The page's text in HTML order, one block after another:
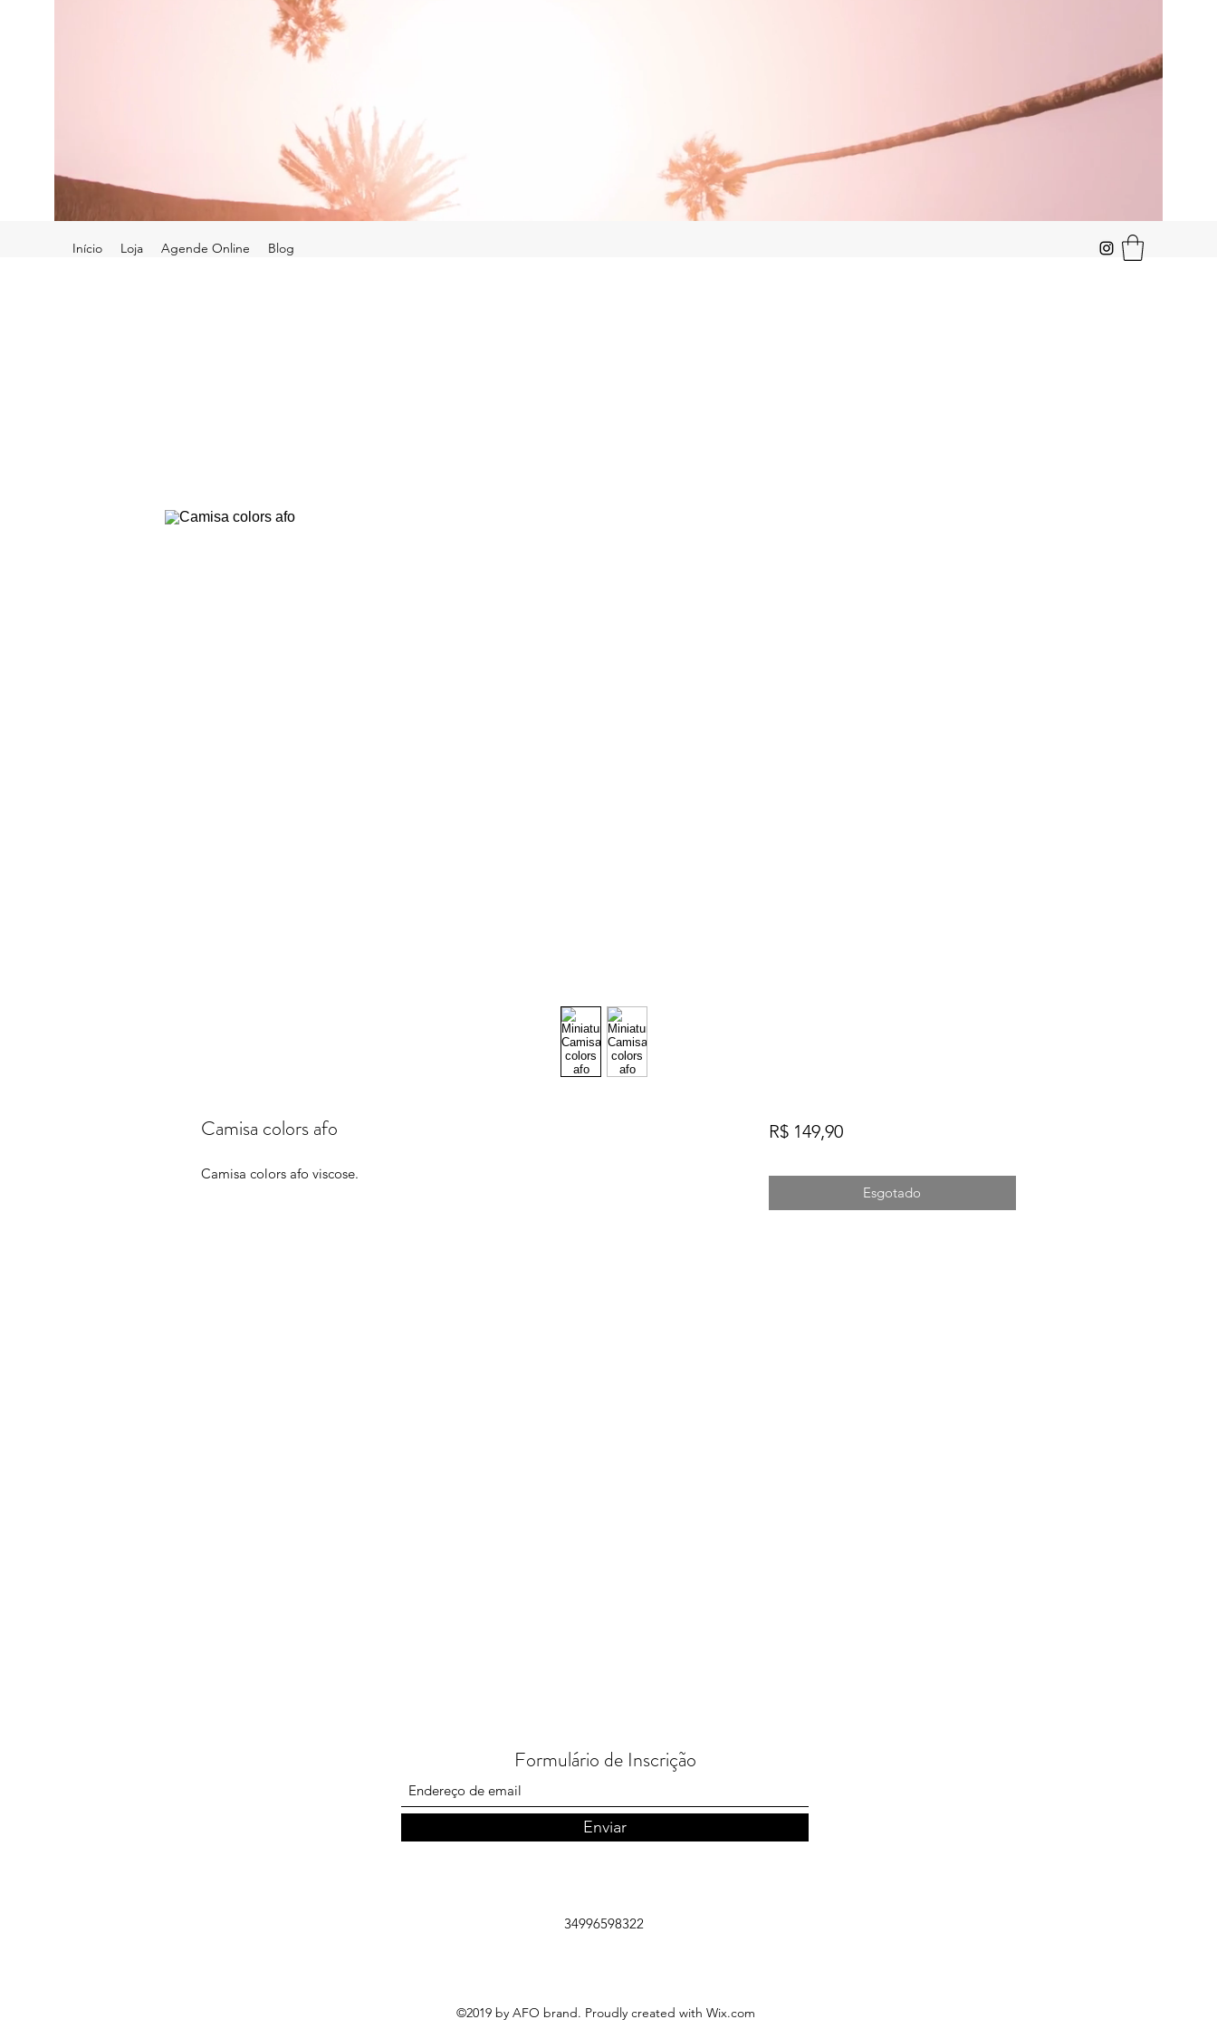
Início Loja Agende Online Blog
Camisa colors afo
Camisa colors afo viscose.
R$ 149,90Preço
Esgotado
Formulário de Inscrição
Enviar
34996598322
©2019 by AFO brand. Proudly created with Wix.com